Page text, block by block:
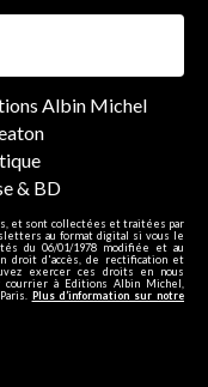
Albin Michel
& BD
et sont collectées et traitées par
au format digital si vous le
du 06/01/1978 modifiée et au
droit d'accès, de rectification et
exercer ces droits en nous
courrier à Editions Albin Michel,
Plus d’information sur notre